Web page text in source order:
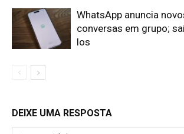
WhatsApp anuncia
conversas em grupo;
los
DEIXE UMA RESPOSTA